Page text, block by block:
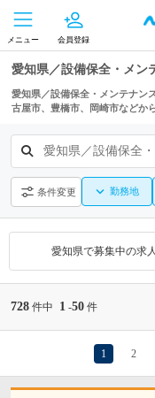
メニュー 会員登録
愛知県／設備保全・メン
愛知県／設備保全・メンテナン
古屋市、豊橋市、岡崎市などか
愛知県／設備保全
条件変更 勤務地
愛知県で募集中の求人
728 件中 1 -50 件
1 2